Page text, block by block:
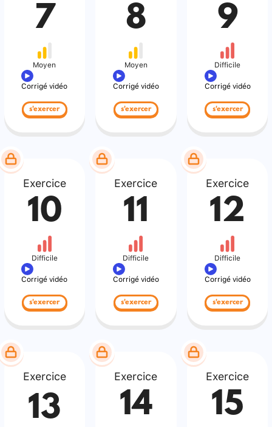
7
Moyen
Corrigé vidéo
s'exercer
8
Moyen
Corrigé vidéo
s'exercer
9
Difficile
Corrigé vidéo
s'exercer
Exercice
10
Difficile
Corrigé vidéo
s'exercer
Exercice
11
Difficile
Corrigé vidéo
s'exercer
Exercice
12
Difficile
Corrigé vidéo
s'exercer
Exercice
13
Exercice
14
Exercice
15